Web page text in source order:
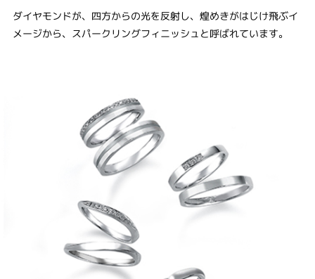
ダイヤモンドが、四方からの光を反射し、煌めきがはじけ飛ぶイ
メージから、スパークリングフィニッシュと呼ばれています。